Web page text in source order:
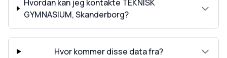
Hvordan kan jeg kontakte TEKNISK
GYMNASIUM, Skanderborg?
Hvor kommer disse data fra?